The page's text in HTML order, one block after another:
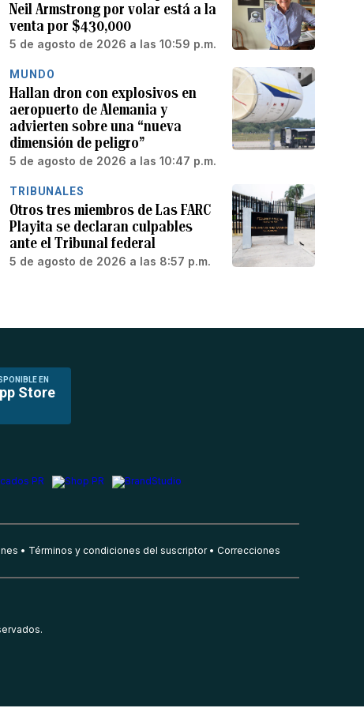
Neil Armstrong por volar está a la
venta por $430,000
5 de agosto de 2026 a las 10:59 p.m.
MUNDO
Hallan dron con explosivos en
aeropuerto de Alemania y
advierten sobre una “nueva
dimensión de peligro”
5 de agosto de 2026 a las 10:47 p.m.
TRIBUNALES
Otros tres miembros de Las FARC
Playita se declaran culpables
ante el Tribunal federal
5 de agosto de 2026 a las 8:57 p.m.
EN
Store
Términos y condiciones del suscriptor Correcciones